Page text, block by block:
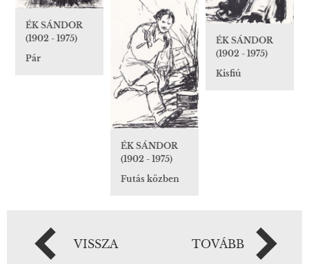
ÉK SÁNDOR
(1902 - 1975)
Pár
ÉK SÁNDOR
(1902 - 1975)
Kisfiú
ÉK SÁNDOR
(1902 - 1975)
Futás közben
VISSZA TOVÁBB